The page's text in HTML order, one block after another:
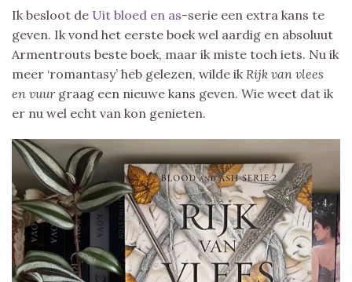
Ik besloot de Uit bloed en as-serie een extra kans te
geven. Ik vond het eerste boek wel aardig en absoluut
Armentrouts beste boek, maar ik miste toch iets. Nu ik
meer ‘romantasy’ heb gelezen, wilde ik Rijk van vlees
en vuur graag een nieuwe kans geven. Wie weet dat ik
er nu wel echt van kon genieten.